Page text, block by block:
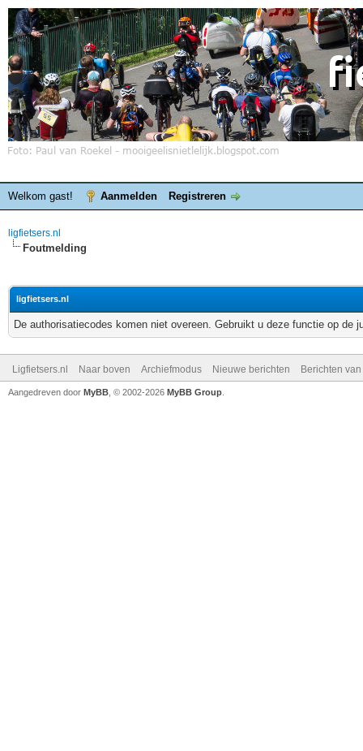
Welkom gast! Aanmelden Registreren
ligfietsers.nl
Foutmelding
ligfietsers.nl
De authorisatiecodes komen niet overeen. Gebruikt u deze functie op de
Ligfietsers.nl Naar boven Archiefmodus Nieuwe berichten Berichten
Aangedreven door MyBB , © 2002-2026 MyBB Group